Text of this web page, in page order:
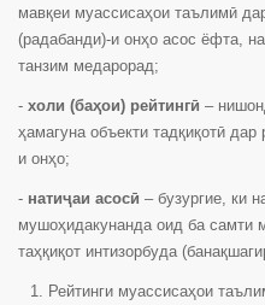
мавқеи муассисаҳои таълимӣ
(радабанди)-и онҳо асос ёфта,
танзим медарорад;
- холи (баҳои) рейтингӣ –
ҳамагуна объекти тадқиқотӣ
и онҳо;
- натиҷаи асосӣ – бузургие, ки
мушоҳидакунанда оид ба самти
таҳқиқот интизорбуда
Рейтинги муассисаҳои